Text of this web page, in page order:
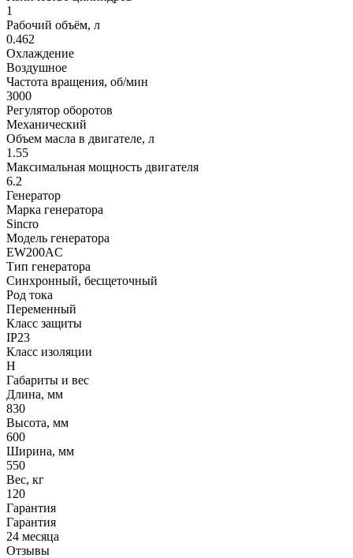
1
Рабочий объём, л
0.462
Охлаждение
Воздушное
Частота вращения, об/мин
3000
Регулятор оборотов
Механический
Объем масла в двигателе, л
1.55
Максимальная мощность двигателя
6.2
Генератор
Марка генератора
Sincro
Модель генератора
EW200AC
Тип генератора
Синхронный, бесщеточный
Род тока
Переменный
Класс защиты
IP23
Класс изоляции
Н
Габариты и вес
Длина, мм
830
Высота, мм
600
Ширина, мм
550
Вес, кг
120
Гарантия
Гарантия
24 месяца
Отзывы